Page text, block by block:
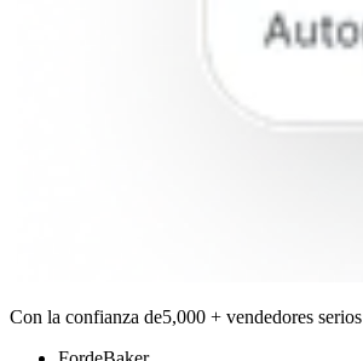
Con la confianza de5,000 + vendedores serios